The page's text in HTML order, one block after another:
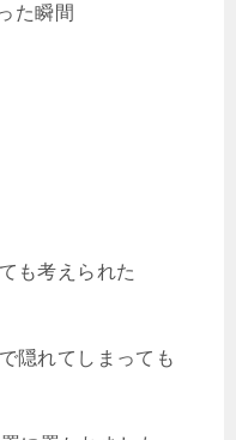
た瞬間
も考えられた
隠れてしまっても